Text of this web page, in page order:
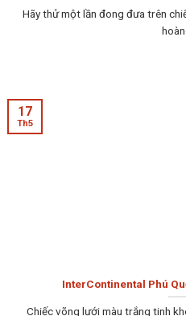
Hãy thử một lần đong đưa trên
InterContinental Phú
Chiếc võng lưới màu trắng tinh
17
Th5